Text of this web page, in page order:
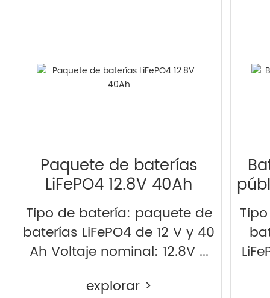
Paquete de baterías
LiFePO4 12.8V 40Ah
Tipo de batería: paquete de
baterías LiFePO4 de 12 V y 40
Ah Voltaje nominal: 12.8V ...
explorar >